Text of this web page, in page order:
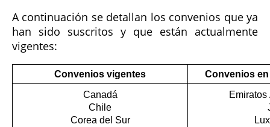
A continuación se detallan los convenios que ya
han sido suscritos y que están actualmente
vigentes:
Convenios vigentes
Convenios
Canadá
Chile
Corea del Sur